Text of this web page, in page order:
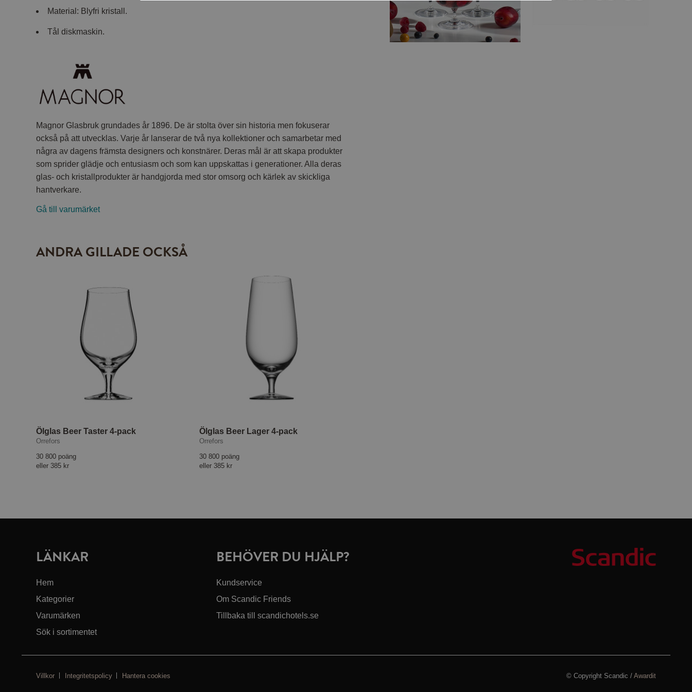
Material: Blyfri kristall.
Tål diskmaskin.
Magnor Glasbruk grundades år 1896. De är stolta över sin historia men fokuserar
också på att utvecklas. Varje år lanserar de två nya kollektioner och samarbetar med
några av dagens främsta designers och konstnärer. Deras mål är att skapa produkter
som sprider glädje och entusiasm och som kan uppskattas i generationer. Alla deras
glas- och kristallprodukter är handgjorda med stor omsorg och kärlek av skickliga
hantverkare.
Gå till varumärket
ANDRA GILLADE OCKSÅ
Ölglas Beer Taster 4-pack
Orrefors
30 800 poäng
eller 385 kr
Ölglas Beer Lager 4-pack
Orrefors
30 800 poäng
eller 385 kr
LÄNKAR
Hem
Kategorier
Varumärken
Sök i sortimentet
BEHÖVER DU HJÄLP?
Kundservice
Om Scandic Friends
Tillbaka till scandichotels.se
Villkor Integritetspolicy Hantera cookies © Copyright Scandic / Awardit